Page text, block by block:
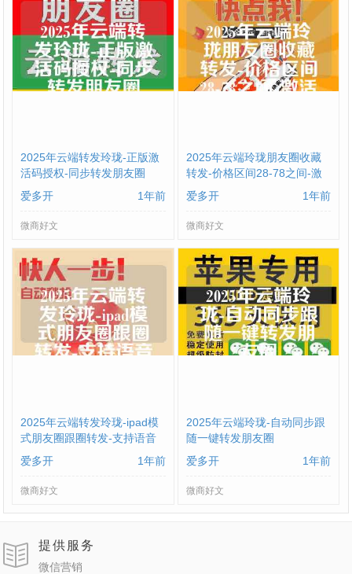
2025年云端转发玲珑-正版激
活码授权-同步转发朋友圈
爱多开
1年前
微商好文
2025年云端玲珑朋友圈收藏
转发-价格区间28-78之间-激
活码购买
爱多开 1年前
微商好文
2025年云端转发玲珑-ipad模
式朋友圈跟圈转发-支持语音
转发
爱多开 1年前
微商好文
2025年云端玲珑-自动同步跟
随一键转发朋友圈
爱多开
1年前
微商好文
提供服务
微信营销